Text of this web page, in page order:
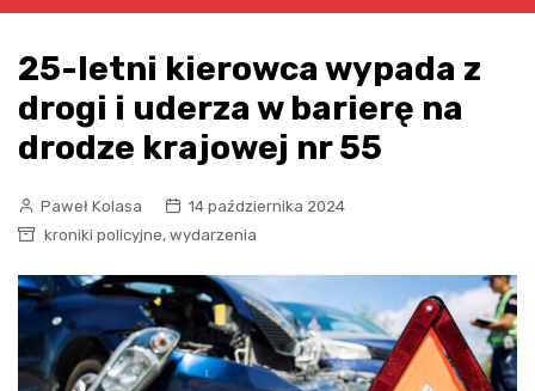
25-letni kierowca wypada z
drogi i uderza w barierę na
drodze krajowej nr 55
Paweł Kolasa
14 października 2024
kroniki policyjne, wydarzenia